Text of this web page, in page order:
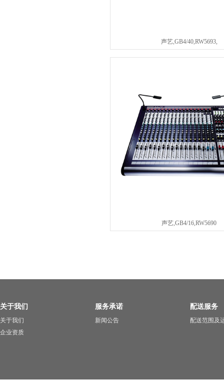
声艺,GB4/40,RW5693,
声艺,GB4/16,RW5690
关于我们
关于我们
企业资质
服务承诺
新闻公告
配送服务
配送范围及